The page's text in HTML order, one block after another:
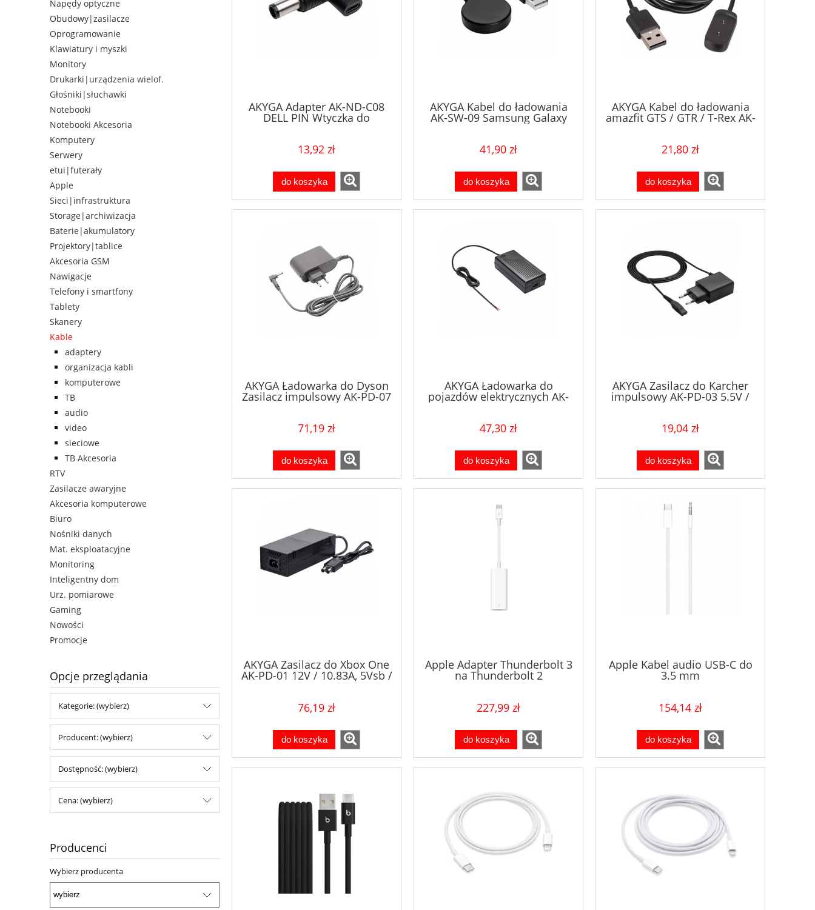
Napędy optyczne
Obudowy|zasilacze
Oprogramowanie
Klawiatury i myszki
Monitory
Drukarki|urządzenia wielof.
Głośniki|słuchawki
Notebooki
Notebooki Akcesoria
Komputery
Serwery
etui|futerały
Apple
Sieci|infrastruktura
Storage|archiwizacja
Baterie|akumulatory
Projektory|tablice
Akcesoria GSM
Nawigacje
Telefony i smartfony
Tablety
Skanery
Kable
adaptery
organizacja kabli
komputerowe
TB
audio
video
sieciowe
TB Akcesoria
RTV
Zasilacze awaryjne
Akcesoria komputerowe
Biuro
Nośniki danych
Mat. eksploatacyjne
Monitoring
Inteligentny dom
Urz. pomiarowe
Gaming
Nowości
Promocje
Opcje przeglądania
Kategorie: (wybierz)
Producent: (wybierz)
Dostępność: (wybierz)
Cena: (wybierz)
Producenci
Wybierz producenta
AKYGA Adapter AK-ND-C08
DELL PIN Wtyczka do
zasilacza uniwersalnego USB-
13,92 zł
do koszyka
AKYGA Kabel do ładowania
AK-SW-09 Samsung Galaxy
Watch Active Wireless
41,90 zł
do koszyka
AKYGA Kabel do ładowania
amazfit GTS / GTR / T-Rex AK-
21,80 zł
do koszyka
AKYGA Ładowarka do Dyson
Zasilacz impulsowy AK-PD-07
30.45V / 1.1A 33.5W wtyczka
71,19 zł
do koszyka
AKYGA Ładowarka do
pojazdów elektrycznych AK-
EV-08 29.4V / 2A 60W bez
47,30 zł
do koszyka
AKYGA Zasilacz do Karcher
impulsowy AK-PD-03 5.5V /
600mA 3.3W wtyczka Karcher
19,04 zł
do koszyka
AKYGA Zasilacz do Xbox One
AK-PD-01 12V / 10.83A, 5Vsb /
76,19 zł
do koszyka
Apple Adapter Thunderbolt 3
na Thunderbolt 2
227,99 zł
do koszyka
Apple Kabel audio USB-C do
3.5 mm
154,14 zł
do koszyka